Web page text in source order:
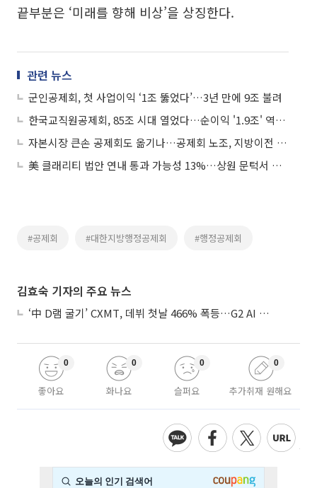
끝부분은 ‘미래를 향해 비상’을 상징한다.
관련 뉴스
군인공제회, 첫 사업이익 ‘1조 뚫었다’…3년 만에 9조 불려
한국교직원공제회, 85조 시대 열었다…순이익 '1.9조' 역대급 실적
자본시장 큰손 공제회도 옮기나…공제회 노조, 지방이전 검토에 공동성명
美 클래리티 법안 연내 통과 가능성 13%…상원 문턱서 제동
#공제회 #대한지방행정공제회 #행정공제회
김효숙 기자의 주요 뉴스
‘中 D램 굴기’ CXMT, 데뷔 첫날 466% 폭등…G2 AI 패권 ‘쩐의 전쟁’
좋아요
0
화나요
0
슬퍼요
0
추가취재 원해요
0